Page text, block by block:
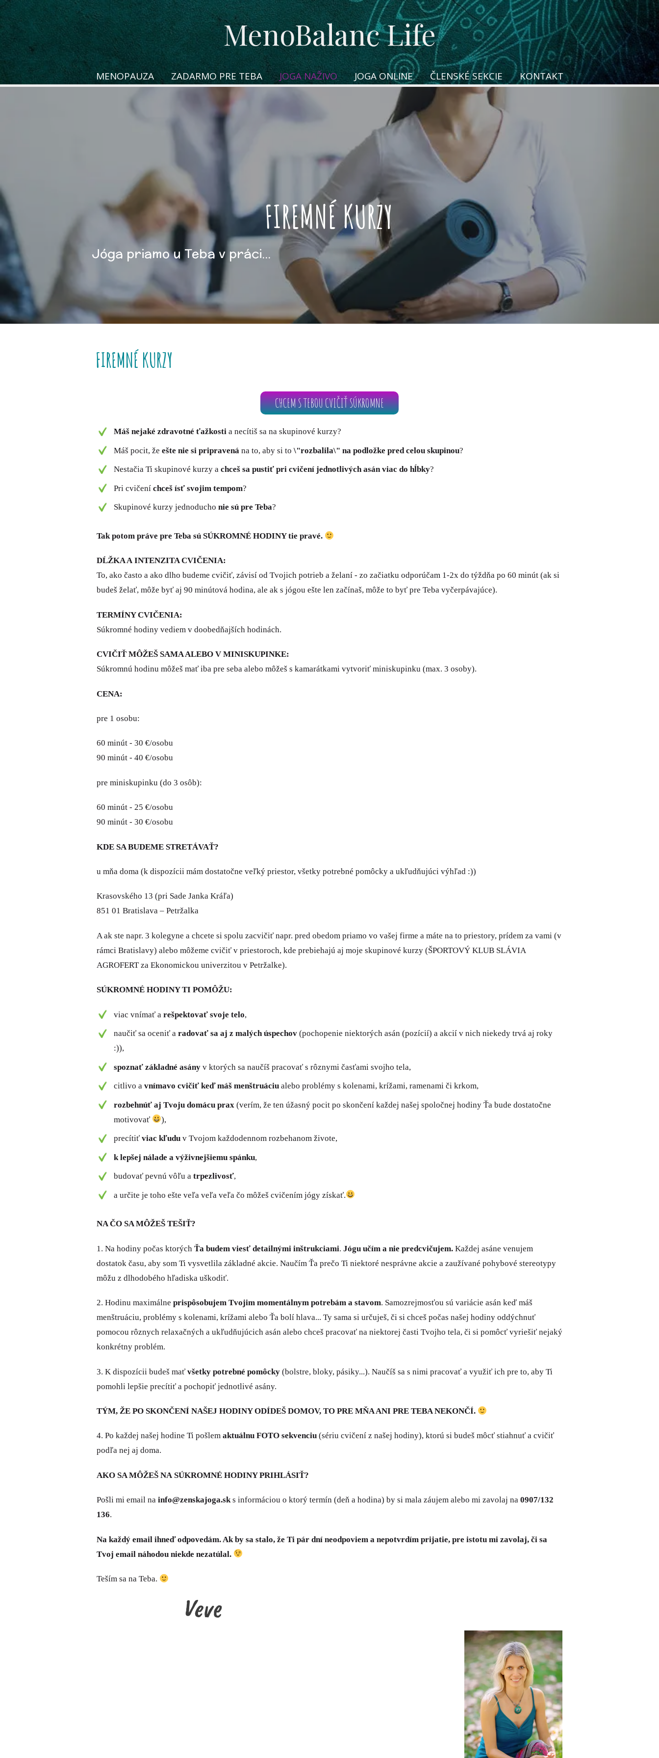
MenoBalanc Life
MENOPAUZA ZADARMO PRE TEBA JOGA NAŽIVO JOGA ONLINE ČLENSKÉ SEKCIE KONTAKT
FIREMNÉ KURZY
Jóga priamo u Teba v práci...
FIREMNÉ KURZY
CHCEM S TEBOU CVIČIŤ SÚKROMNE
Máš nejaké zdravotné ťažkosti a necítiš sa na skupinové kurzy?
Máš pocit, že ešte nie si pripravená na to, aby si to \"rozbalila\" na podložke pred celou skupinou?
Nestačia Ti skupinové kurzy a chceš sa pustiť pri cvičení jednotlivých asán viac do hĺbky?
Pri cvičení chceš ísť svojim tempom?
Skupinové kurzy jednoducho nie sú pre Teba?
Tak potom práve pre Teba sú SÚKROMNÉ HODINY tie pravé.
DĹŽKA A INTENZITA CVIČENIA:
To, ako často a ako dlho budeme cvičiť, závisí od Tvojich potrieb a želaní - zo začiatku odporúčam 1-2x do týždňa po 60 minút (ak si
budeš želať, môže byť aj 90 minútová hodina, ale ak s jógou ešte len začínaš, môže to byť pre Teba vyčerpávajúce).
TERMÍNY CVIČENIA:
Súkromné hodiny vediem v doobedňajších hodinách.
CVIČIŤ MÔŽEŠ SAMA ALEBO V MINISKUPINKE:
Súkromnú hodinu môžeš mať iba pre seba alebo môžeš s kamarátkami vytvoriť miniskupinku (max. 3 osoby).
CENA:
pre 1 osobu:
60 minút - 30 €/osobu
90 minút - 40 €/osobu
pre miniskupinku (do 3 osôb):
60 minút - 25 €/osobu
90 minút - 30 €/osobu
KDE SA BUDEME STRETÁVAŤ?
u mňa doma (k dispozícii mám dostatočne veľký priestor, všetky potrebné pomôcky a ukľudňujúci výhľad :))
Krasovského 13 (pri Sade Janka Kráľa)
851 01 Bratislava – Petržalka
A ak ste napr. 3 kolegyne a chcete si spolu zacvičiť napr. pred obedom priamo vo vašej firme a máte na to priestory, prídem za vami (v
rámci Bratislavy) alebo môžeme cvičiť v priestoroch, kde prebiehajú aj moje skupinové kurzy (ŠPORTOVÝ KLUB SLÁVIA
AGROFERT za Ekonomickou univerzitou v Petržalke).
SÚKROMNÉ HODINY TI POMÔŽU:
viac vnímať a rešpektovať svoje telo,
naučiť sa oceniť a radovať sa aj z malých úspechov (pochopenie niektorých asán (pozícií) a akcií v nich niekedy trvá aj roky
:)),
spoznať základné asány v ktorých sa naučíš pracovať s rôznymi časťami svojho tela,
citlivo a vnímavo cvičiť keď máš menštruáciu alebo problémy s kolenami, krížami, ramenami či krkom,
rozbehnúť aj Tvoju domácu prax (verím, že ten úžasný pocit po skončení každej našej spoločnej hodiny Ťa bude dostatočne
motivovať
),
precítiť viac kľudu v Tvojom každodennom rozbehanom živote,
k lepšej nálade a výživnejšiemu spánku,
budovať pevnú vôľu a trpezlivosť,
a určite je toho ešte veľa veľa veľa čo môžeš cvičením jógy získať.
NA ČO SA MÔŽEŠ TEŠIŤ?
1. Na hodiny počas ktorých Ťa budem viesť detailnými inštrukciami. Jógu učím a nie predcvičujem. Každej asáne venujem
dostatok času, aby som Ti vysvetlila základné akcie. Naučím Ťa prečo Ti niektoré nesprávne akcie a zaužívané pohybové stereotypy
môžu z dlhodobého hľadiska uškodiť.
2. Hodinu maximálne prispôsobujem Tvojim momentálnym potrebám a stavom. Samozrejmosťou sú variácie asán keď máš
menštruáciu, problémy s kolenami, krížami alebo Ťa bolí hlava... Ty sama si určuješ, či si chceš počas našej hodiny oddýchnuť
pomocou rôznych relaxačných a ukľudňujúcich asán alebo chceš pracovať na niektorej časti Tvojho tela, či si pomôcť vyriešiť nejaký
konkrétny problém.
3. K dispozícii budeš mať všetky potrebné pomôcky (bolstre, bloky, pásiky...). Naučíš sa s nimi pracovať a využiť ich pre to, aby Ti
pomohli lepšie precítiť a pochopiť jednotlivé asány.
TÝM, ŽE PO SKONČENÍ NAŠEJ HODINY ODÍDEŠ DOMOV, TO PRE MŇA ANI PRE TEBA NEKONČÍ.
4. Po každej našej hodine Ti pošlem aktuálnu FOTO sekvenciu (sériu cvičení z našej hodiny), ktorú si budeš môcť stiahnuť a cvičiť
podľa nej aj doma.
AKO SA MÔŽEŠ NA SÚKROMNÉ HODINY PRIHLÁSIŤ?
Pošli mi email na info@zenskajoga.sks informáciou o ktorý termín (deň a hodina) by si mala záujem alebo mi zavolaj na 0907/132
136.
Na každý email ihneď odpovedám. Ak by sa stalo, že Ti pár dní neodpoviem a nepotvrdím prijatie, pre istotu mi zavolaj, či sa
Tvoj email náhodou niekde nezatúlal.
Teším sa na Teba.
Veve